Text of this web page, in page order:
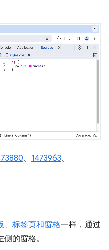
、 1473963、
、标签页和窗格一样，通过
侧的窗格。